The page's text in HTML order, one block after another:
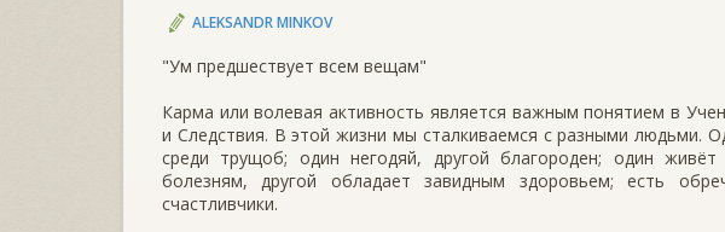
ALEKSANDR MINKOV
"Ум предшествует всем вещам"
Карма или волевая активность является важным понятием в
и Следствия. В этой жизни мы сталкиваемся с разными людьми.
среди трущоб; один негодяй, другой благороден; один
болезням, другой обладает завидным здоровьем; есть
счастливчики.